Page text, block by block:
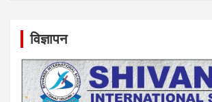
विज्ञापन